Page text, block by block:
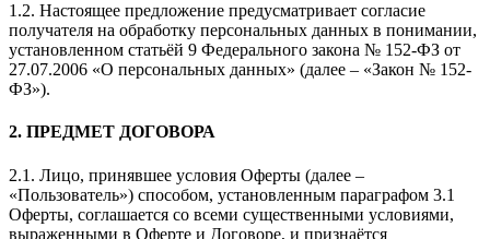
1.2. Настоящее предложение предусматривает согласие
получателя на обработку персональных данных в понимании,
установленном статьёй 9 Федерального закона № 152-ФЗ от
27.07.2006 «О персональных данных» (далее – «Закон № 152-
ФЗ»).
2. ПРЕДМЕТ ДОГОВОРА
2.1. Лицо, принявшее условия Оферты (далее –
«Пользователь») способом, установленным параграфом 3.1
Оферты, соглашается со всеми существенными условиями,
выраженными в Оферте и Договоре, и признаётся